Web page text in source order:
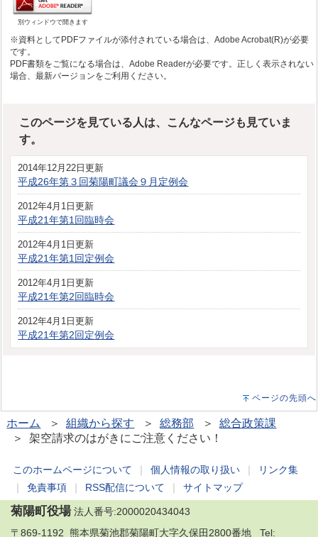
別ウィンドウで開きます
※資料としてPDFファイルが添付されている場合は、Adobe Acrobat(R)が必要
です。
PDF書類をご覧になる場合は、Adobe Readerが必要です。正しく表示されない
場合、最新バージョンをご利用ください。
このページを見ている人は、こんなページも見ていま
す。
2014年12月22日更新
平成26年第３回菊陽町議会９月定例会
2012年4月1日更新
平成21年第1回臨時会
2012年4月1日更新
平成21年第1回定例会
2012年4月1日更新
平成21年第2回臨時会
2012年4月1日更新
平成21年第2回定例会
ページの先頭へ
ホーム ＞組織から探す ＞総務部 ＞総合政策課
＞ 架空請求のはがきにご注意ください！
このホームページについて 個人情報の取り扱い
リンク集
免責事項 RSS配信について サイトマップ
菊陽町役場法人番号:2000020434043
〒869-1192 熊本県菊池郡菊陽町大字久保田2800番地 Tel: